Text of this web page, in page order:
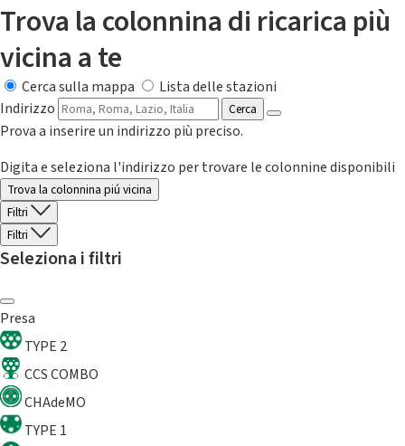
Trova la colonnina di ricarica più
vicina a te
Cerca sulla mappa
Lista delle stazioni
Indirizzo
Cerca
Prova a inserire un indirizzo più preciso.
Digita e seleziona l'indirizzo per trovare le colonnine disponibili
Trova la colonnina piú vicina
Filtri
Filtri
Seleziona i filtri
Presa
TYPE 2
CCS COMBO
CHAdeMO
TYPE 1